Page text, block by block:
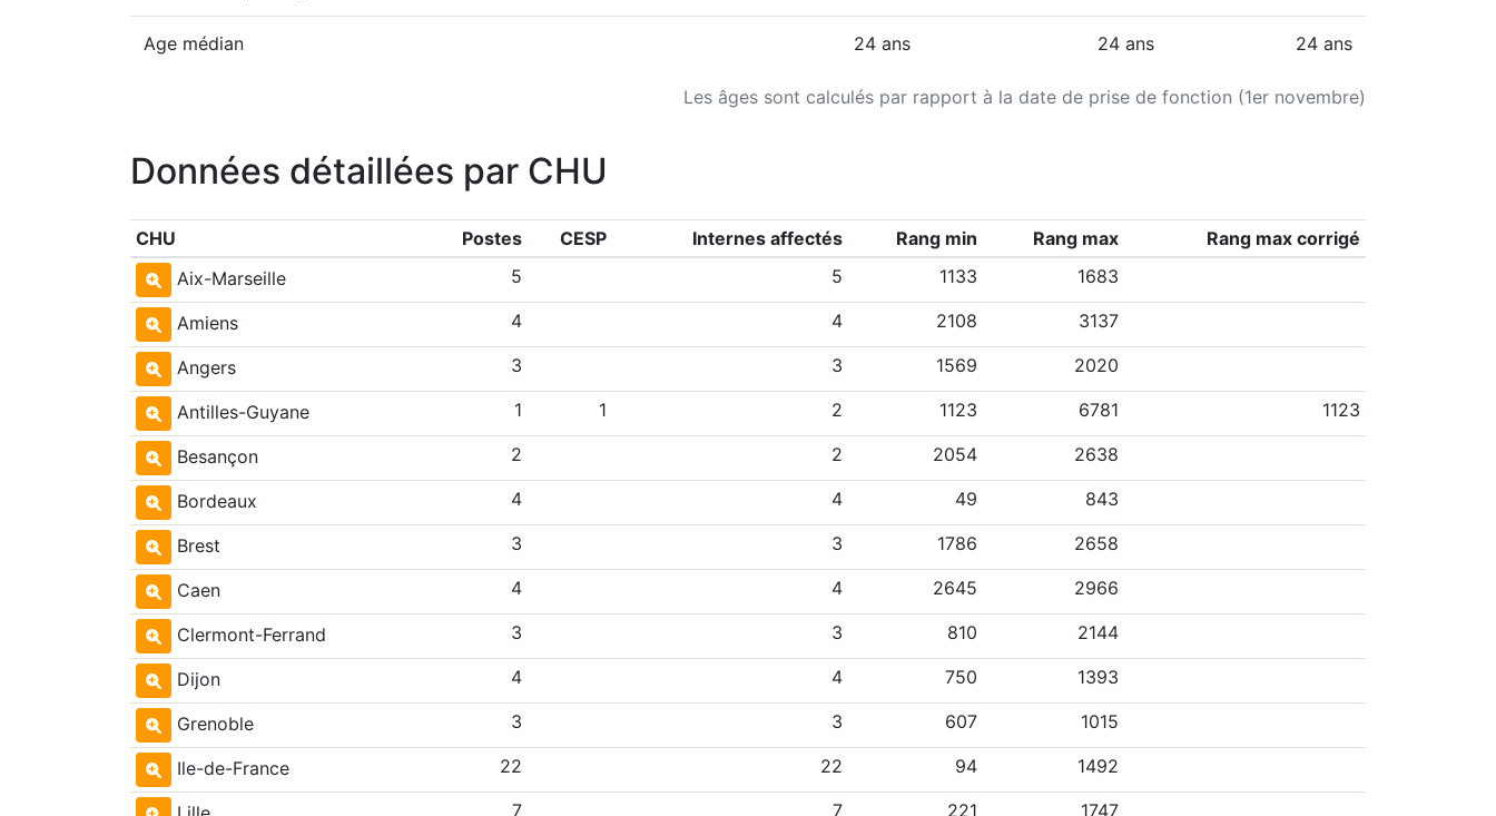
Les âges sont calculés par rapport à la date de prise de fonction (1er novembre)
Age médian 24 ans 24 ans 24 ans
Données détaillées par CHU
CHU Postes CESP Internes affectés Rang min Rang max
Rang max corrigé
Aix-Marseille
5 5 1133 1683
Amiens 4 4 2108 3137
Angers 3 3 1569 2020
Antilles-Guyane 1 1 2 1123 6781 1123
Besançon 2 2 2054 2638
Bordeaux 4 4 49 843
Brest 3 3 1786 2658
Caen 4 4 2645 2966
Clermont-Ferrand 3 3 810 2144
Dijon 4 4 750 1393
Grenoble 3 3 607 1015
Ile-de-France 22 22 94 1492
7 7 221 1747